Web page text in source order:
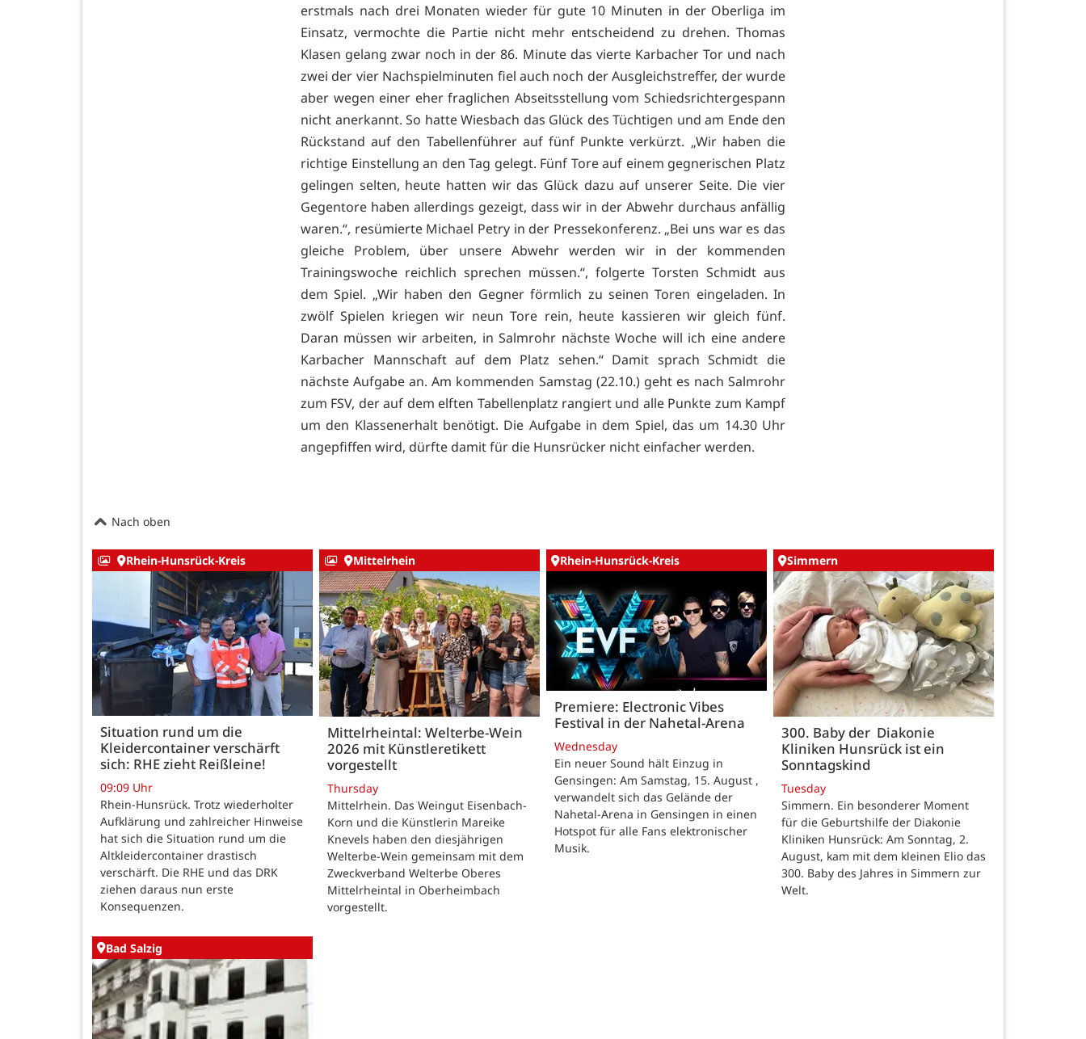
erstmals nach drei Monaten wieder für gute 10 Minuten in der Oberliga im
Einsatz, vermochte die Partie nicht mehr entscheidend zu drehen. Thomas
Klasen gelang zwar noch in der 86. Minute das vierte Karbacher Tor und nach
zwei der vier Nachspielminuten fiel auch noch der Ausgleichstreffer, der wurde
aber wegen einer eher fraglichen Abseitsstellung vom Schiedsrichtergespann
nicht anerkannt. So hatte Wiesbach das Glück des Tüchtigen und am Ende den
Rückstand auf den Tabellenführer auf fünf Punkte verkürzt. „Wir haben die
richtige Einstellung an den Tag gelegt. Fünf Tore auf einem gegnerischen Platz
gelingen selten, heute hatten wir das Glück dazu auf unserer Seite. Die vier
Gegentore haben allerdings gezeigt, dass wir in der Abwehr durchaus anfällig
waren.“, resümierte Michael Petry in der Pressekonferenz. „Bei uns war es das
gleiche Problem, über unsere Abwehr werden wir in der kommenden
Trainingswoche reichlich sprechen müssen.“, folgerte Torsten Schmidt aus
dem Spiel. „Wir haben den Gegner förmlich zu seinen Toren eingeladen. In
zwölf Spielen kriegen wir neun Tore rein, heute kassieren wir gleich fünf.
Daran müssen wir arbeiten, in Salmrohr nächste Woche will ich eine andere
Karbacher Mannschaft auf dem Platz sehen.“ Damit sprach Schmidt die
nächste Aufgabe an. Am kommenden Samstag (22.10.) geht es nach Salmrohr
zum FSV, der auf dem elften Tabellenplatz rangiert und alle Punkte zum Kampf
um den Klassenerhalt benötigt. Die Aufgabe in dem Spiel, das um 14.30 Uhr
angepfiffen wird, dürfte damit für die Hunsrücker nicht einfacher werden.
Nach oben
Rhein-Hunsrück-Kreis
Situation rund um die
Kleidercontainer verschärft
sich: RHE zieht Reißleine!
09:09 Uhr
Rhein-Hunsrück. Trotz wiederholter
Aufklärung und zahlreicher Hinweise
hat sich die Situation rund um die
Altkleidercontainer drastisch
verschärft. Die RHE und das DRK
ziehen daraus nun erste
Konsequenzen.
Mittelrhein
Mittelrheintal: Welterbe-Wein
2026 mit Künstleretikett
vorgestellt
Thursday
Mittelrhein. Das Weingut Eisenbach-
Korn und die Künstlerin Mareike
Knevels haben den diesjährigen
Welterbe-Wein gemeinsam mit dem
Zweckverband Welterbe Oberes
Mittelrheintal in Oberheimbach
vorgestellt.
Rhein-Hunsrück-Kreis
Premiere: Electronic Vibes
Festival in der Nahetal-Arena
Wednesday
Ein neuer Sound hält Einzug in
Gensingen: Am Samstag, 15. August ,
verwandelt sich das Gelände der
Nahetal-Arena in Gensingen in einen
Hotspot für alle Fans elektronischer
Musik.
Simmern
300. Baby der Diakonie
Kliniken Hunsrück ist ein
Sonntagskind
Tuesday
Simmern. Ein besonderer Moment
für die Geburtshilfe der Diakonie
Kliniken Hunsrück: Am Sonntag, 2.
August, kam mit dem kleinen Elio das
300. Baby des Jahres in Simmern zur
Welt.
Bad Salzig